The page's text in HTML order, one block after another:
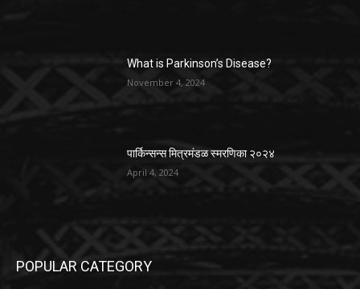
What is Parkinson’s Disease?
November 4, 2024
पार्किन्सन्स मित्रमंडळ स्मरणिका २०२४
April 4, 2024
POPULAR CATEGORY